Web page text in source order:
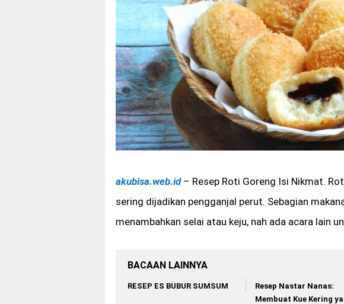
akubisa.web.id– Resep Roti Goreng Isi Nikmat.
sering dijadikan pengganjal perut. Sebagian
menambahkan selai atau keju, nah ada acara lain
BACAAN LAINNYA
RESEP ES BUBUR SUMSUM
Resep Nastar Nanas:
Membuat Kue Kering